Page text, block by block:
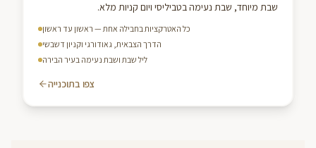
שבת מיוחד, שבת נעימה בטביליסי ויום קניות מלא.
כל האטרקציות בחבילה אחת — ראשון עד ראשון
הדרך הצבאית, גאודורגי וקניון דשבשי
ליל שבת ושבת נעימה בעיר הבירה
צפו בתוכנייה